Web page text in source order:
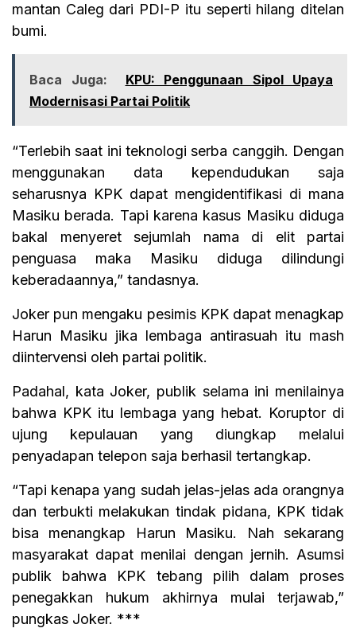
mantan Caleg dari PDI-P itu seperti hilang ditelan
bumi.
Baca Juga:
KPU: Penggunaan Sipol Upaya
Modernisasi Partai Politik
“Terlebih saat ini teknologi serba canggih. Dengan
menggunakan data kependudukan saja
seharusnya KPK dapat mengidentifikasi di mana
Masiku berada. Tapi karena kasus Masiku diduga
bakal menyeret sejumlah nama di elit partai
penguasa maka Masiku diduga dilindungi
keberadaannya,” tandasnya.
Joker pun mengaku pesimis KPK dapat menagkap
Harun Masiku jika lembaga antirasuah itu mash
diintervensi oleh partai politik.
Padahal, kata Joker, publik selama ini menilainya
bahwa KPK itu lembaga yang hebat. Koruptor di
ujung kepulauan yang diungkap melalui
penyadapan telepon saja berhasil tertangkap.
“Tapi kenapa yang sudah jelas-jelas ada orangnya
dan terbukti melakukan tindak pidana, KPK tidak
bisa menangkap Harun Masiku. Nah sekarang
masyarakat dapat menilai dengan jernih. Asumsi
publik bahwa KPK tebang pilih dalam proses
penegakkan hukum akhirnya mulai terjawab,”
pungkas Joker. ***